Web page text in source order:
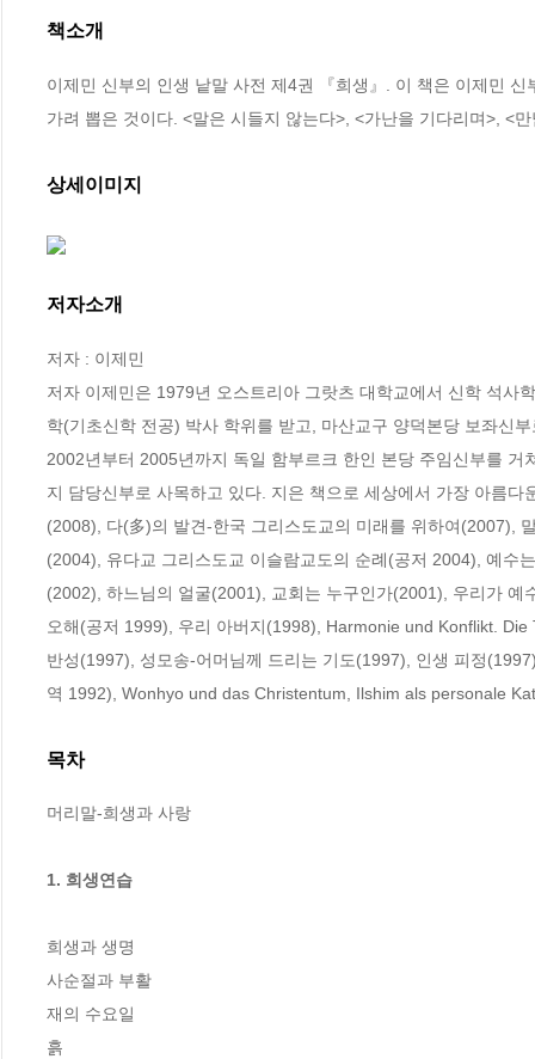
책소개
이제민 신부의 인생 낱말 사전 제4권 『희생』. 이 책은 이제민
가려 뽑은 것이다. <말은 시들지 않는다>, <가난을 기다리며>, <
상세이미지
저자소개
저자 : 이제민
저자 이제민은 1979년 오스트리아 그랏츠 대학교에서 신학 석
학(기초신학 전공) 박사 학위를 받고, 마산교구 양덕본당 보좌신
2002년부터 2005년까지 독일 함부르크 한인 본당 주임신부를
지 담당신부로 사목하고 있다. 지은 책으로 세상에서 가장 아름
(2008), 다(多)의 발견-한국 그리스도교의 미래를 위하여(2007),
(2004), 유다교 그리스도교 이슬람교도의 순례(공저 2004), 예수
(2002), 하느님의 얼굴(2001), 교회는 누구인가(2001), 우리가
오해(공저 1999), 우리 아버지(1998), Harmonie und Konflikt.
반성(1997), 성모송-어머님께 드리는 기도(1997), 인생 피정
역 1992), Wonhyo und das Christentum, Ilshim als personale
목차
머리말-희생과 사랑
1. 희생연습
희생과 생명
사순절과 부활
재의 수요일
흙